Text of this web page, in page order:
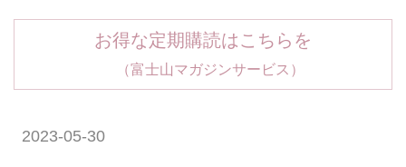
お得な定期購読はこちらを
（富士山マガジンサービス）
2023-05-30